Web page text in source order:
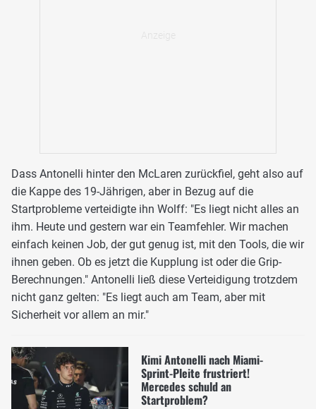
Dass Antonelli hinter den McLaren zurückfiel, geht also auf
die Kappe des 19-Jährigen, aber in Bezug auf die
Startprobleme verteidigte ihn Wolff: "Es liegt nicht alles an
ihm. Heute und gestern war ein Teamfehler. Wir machen
einfach keinen Job, der gut genug ist, mit den Tools, die wir
ihnen geben. Ob es jetzt die Kupplung ist oder die Grip-
Berechnungen." Antonelli ließ diese Verteidigung trotzdem
nicht ganz gelten: "Es liegt auch am Team, aber mit
Sicherheit vor allem an mir."
Kimi Antonelli nach Miami-
Sprint-Pleite frustriert!
Mercedes schuld an
Startproblem?